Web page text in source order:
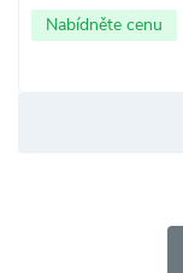
Nabídněte cenu